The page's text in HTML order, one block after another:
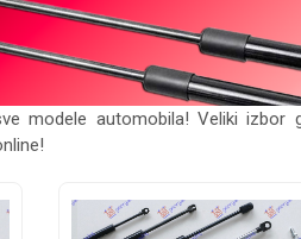
modele automobila! Veliki izbor